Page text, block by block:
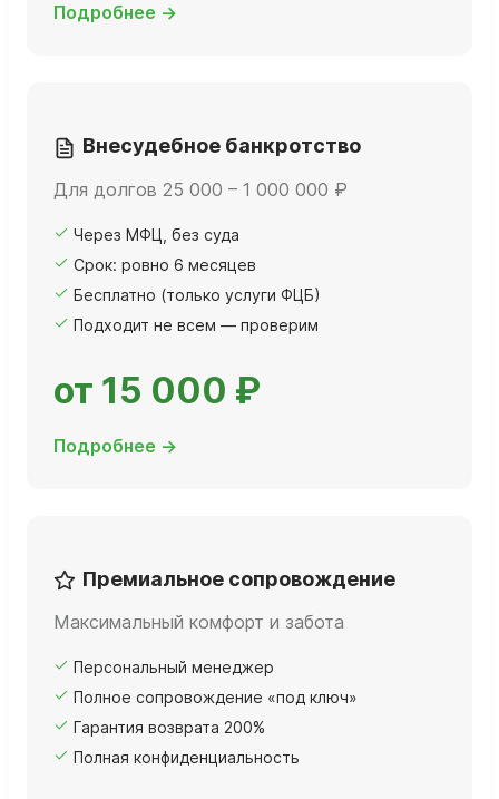
Подробнее →
Внесудебное банкротство
Для долгов 25 000 – 1 000 000 ₽
Через МФЦ, без суда
Срок: ровно 6 месяцев
Бесплатно (только услуги ФЦБ)
Подходит не всем — проверим
от 15 000 ₽
Подробнее →
Премиальное сопровождение
Максимальный комфорт и забота
Персональный менеджер
Полное сопровождение «под ключ»
Гарантия возврата 200%
Полная конфиденциальность